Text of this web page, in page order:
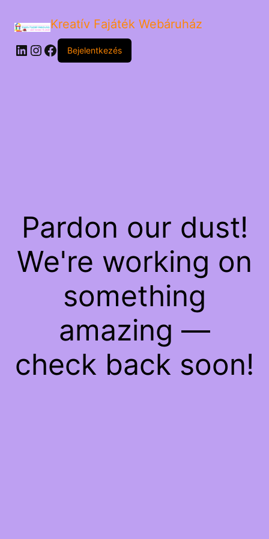
Kreatív Fajáték Webáruház
LinkedIn
Instagram
Facebook
Bejelentkezés
Pardon our dust!
We're working on
something
amazing —
check back soon!